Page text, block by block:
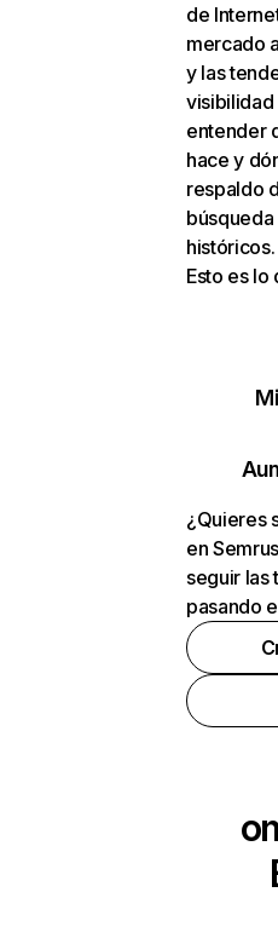
de
mercado
y las
visibilidad
entender
hace y
respaldo
históricos.
Esto es lo
¿Quieres
en
seguir las
pasando